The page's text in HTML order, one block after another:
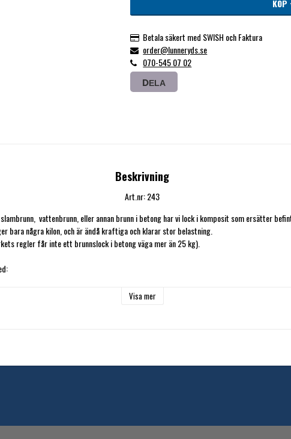
KÖP
Betala säkert med SWISH och Faktura
order@lunneryds.se
070-545 07 02
DELA
Beskrivning
Art.nr: 243
vattenbrunn, eller annan brunn i betong har vi lock i komposit som ersätter
bara några kilon, och är ändå kraftiga och klarar stor belastning.
regler får inte ett brunnslock i betong väga mer än 25 kg).
Visa mer